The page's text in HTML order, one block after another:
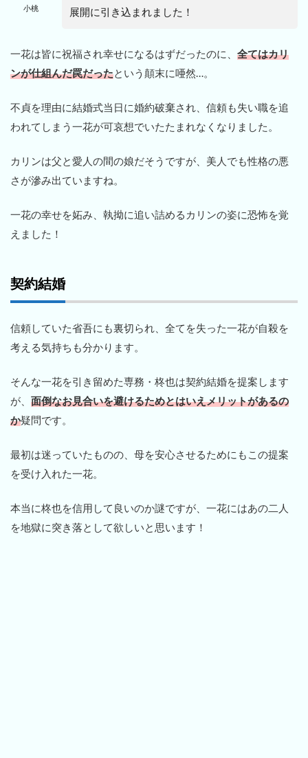
小桃
展開に引き込まれました！
一花は皆に祝福され幸せになるはずだったのに、 全てはカリ
ンが仕組んだ罠だったという顛末に唖然…。
不貞を理由に結婚式当日に婚約破棄され、信頼も失い職を追
われてしまう一花が可哀想でいたたまれなくなりました。
カリンは父と愛人の間の娘だそうですが、美人でも性格の悪
さが滲み出ていますね。
一花の幸せを妬み、執拗に追い詰めるカリンの姿に恐怖を覚
えました！
契約結婚
信頼していた省吾にも裏切られ、全てを失った一花が自殺を
考える気持ちも分かります。
そんな一花を引き留めた専務・柊也は契約結婚を提案します
が、 面倒なお見合いを避けるためとはいえメリットがあるの
か疑問です。
最初は迷っていたものの、母を安心させるためにもこの提案
を受け入れた一花。
本当に柊也を信用して良いのか謎ですが、一花にはあの二人
を地獄に突き落として欲しいと思います！